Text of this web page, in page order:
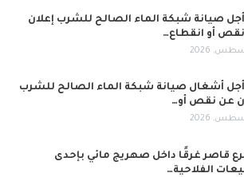
صيانة شبكة الماء الصالح للشرب إعلان
أو انقطاع…
أشغال صيانة شبكة الماء الصالح للشرب
عن نقص أو…
قاصر غرقًا داخل صهريج مائي بإحدى
الفلاحية…